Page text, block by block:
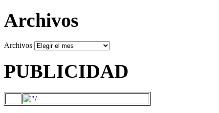
Archivos
Archivos
PUBLICIDAD